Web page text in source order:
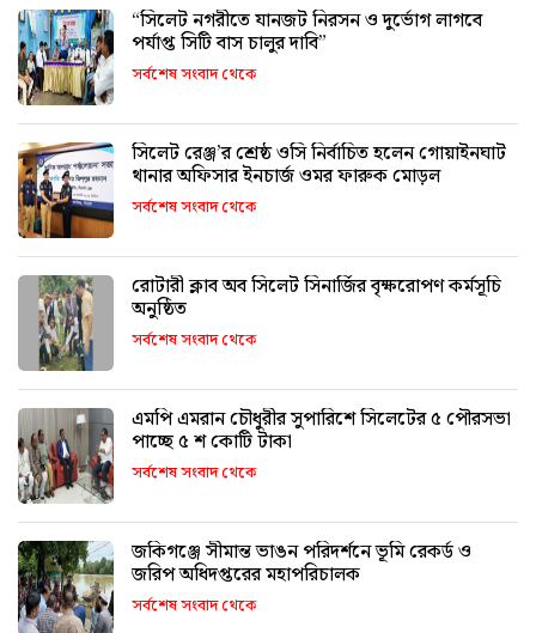
“সিলেট নগরীতে যানজট নিরসন ও দুর্ভোগ লাগবে
পর্যাপ্ত সিটি বাস চালুর দাবি”
সর্বশেষ সংবাদ থেকে
সিলেট রেঞ্জ’র শ্রেষ্ঠ ওসি নির্বাচিত হলেন গোয়াইনঘাট
থানার অফিসার ইনচার্জ ওমর ফারুক মোড়ল
সর্বশেষ সংবাদ থেকে
রোটারী ক্লাব অব সিলেট সিনার্জির বৃক্ষরোপণ কর্মসূচি
অনুষ্ঠিত
সর্বশেষ সংবাদ থেকে
এমপি এমরান চৌধুরীর সুপারিশে সিলেটের ৫ পৌরসভা
পাচ্ছে ৫ শ কোটি টাকা
সর্বশেষ সংবাদ থেকে
জকিগঞ্জে সীমান্ত ভাঙন পরিদর্শনে ভূমি রেকর্ড ও
জরিপ অধিদপ্তরের মহাপরিচালক
সর্বশেষ সংবাদ থেকে